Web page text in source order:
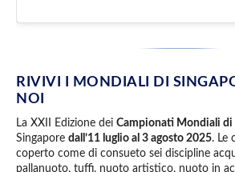
RIVIVI I MONDIALI DI
NOI
La XXII Edizione dei Campionati Mondiali
Singapore dall’11 luglio al 3 agosto 2025. Le
coperto come di consueto sei discipline
pallanuoto, tuffi, nuoto artistico, nuoto in